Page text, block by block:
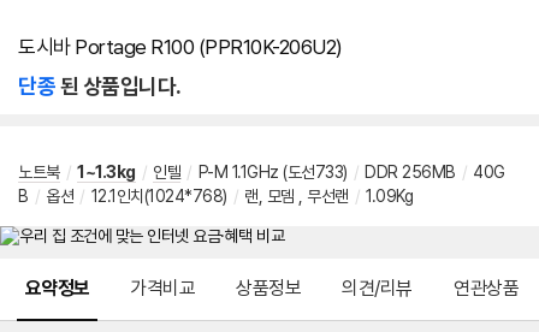
도시바 Portage R100 (PPR10K-206U2)
단종된 상품입니다.
노트북 / 1~1.3kg / 인텔 / P-M 1.1GHz (도선733) / DDR 256MB / 40G
B / 옵션 / 12.1인치(1024*768) / 랜, 모뎀 , 무선랜 / 1.09Kg
요약정보 가격비교 상품정보 의견/리뷰 연관상품